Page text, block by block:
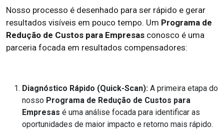
Nosso processo é desenhado para ser rápido e gerar
resultados visíveis em pouco tempo. Um Programa de
Redução de Custos para Empresas conosco é uma
parceria focada em resultados compensadores:
Diagnóstico Rápido (Quick-Scan): A primeira etapa do
nosso Programa de Redução de Custos para
Empresas é uma análise focada para identificar as
oportunidades de maior impacto e retorno mais rápido.